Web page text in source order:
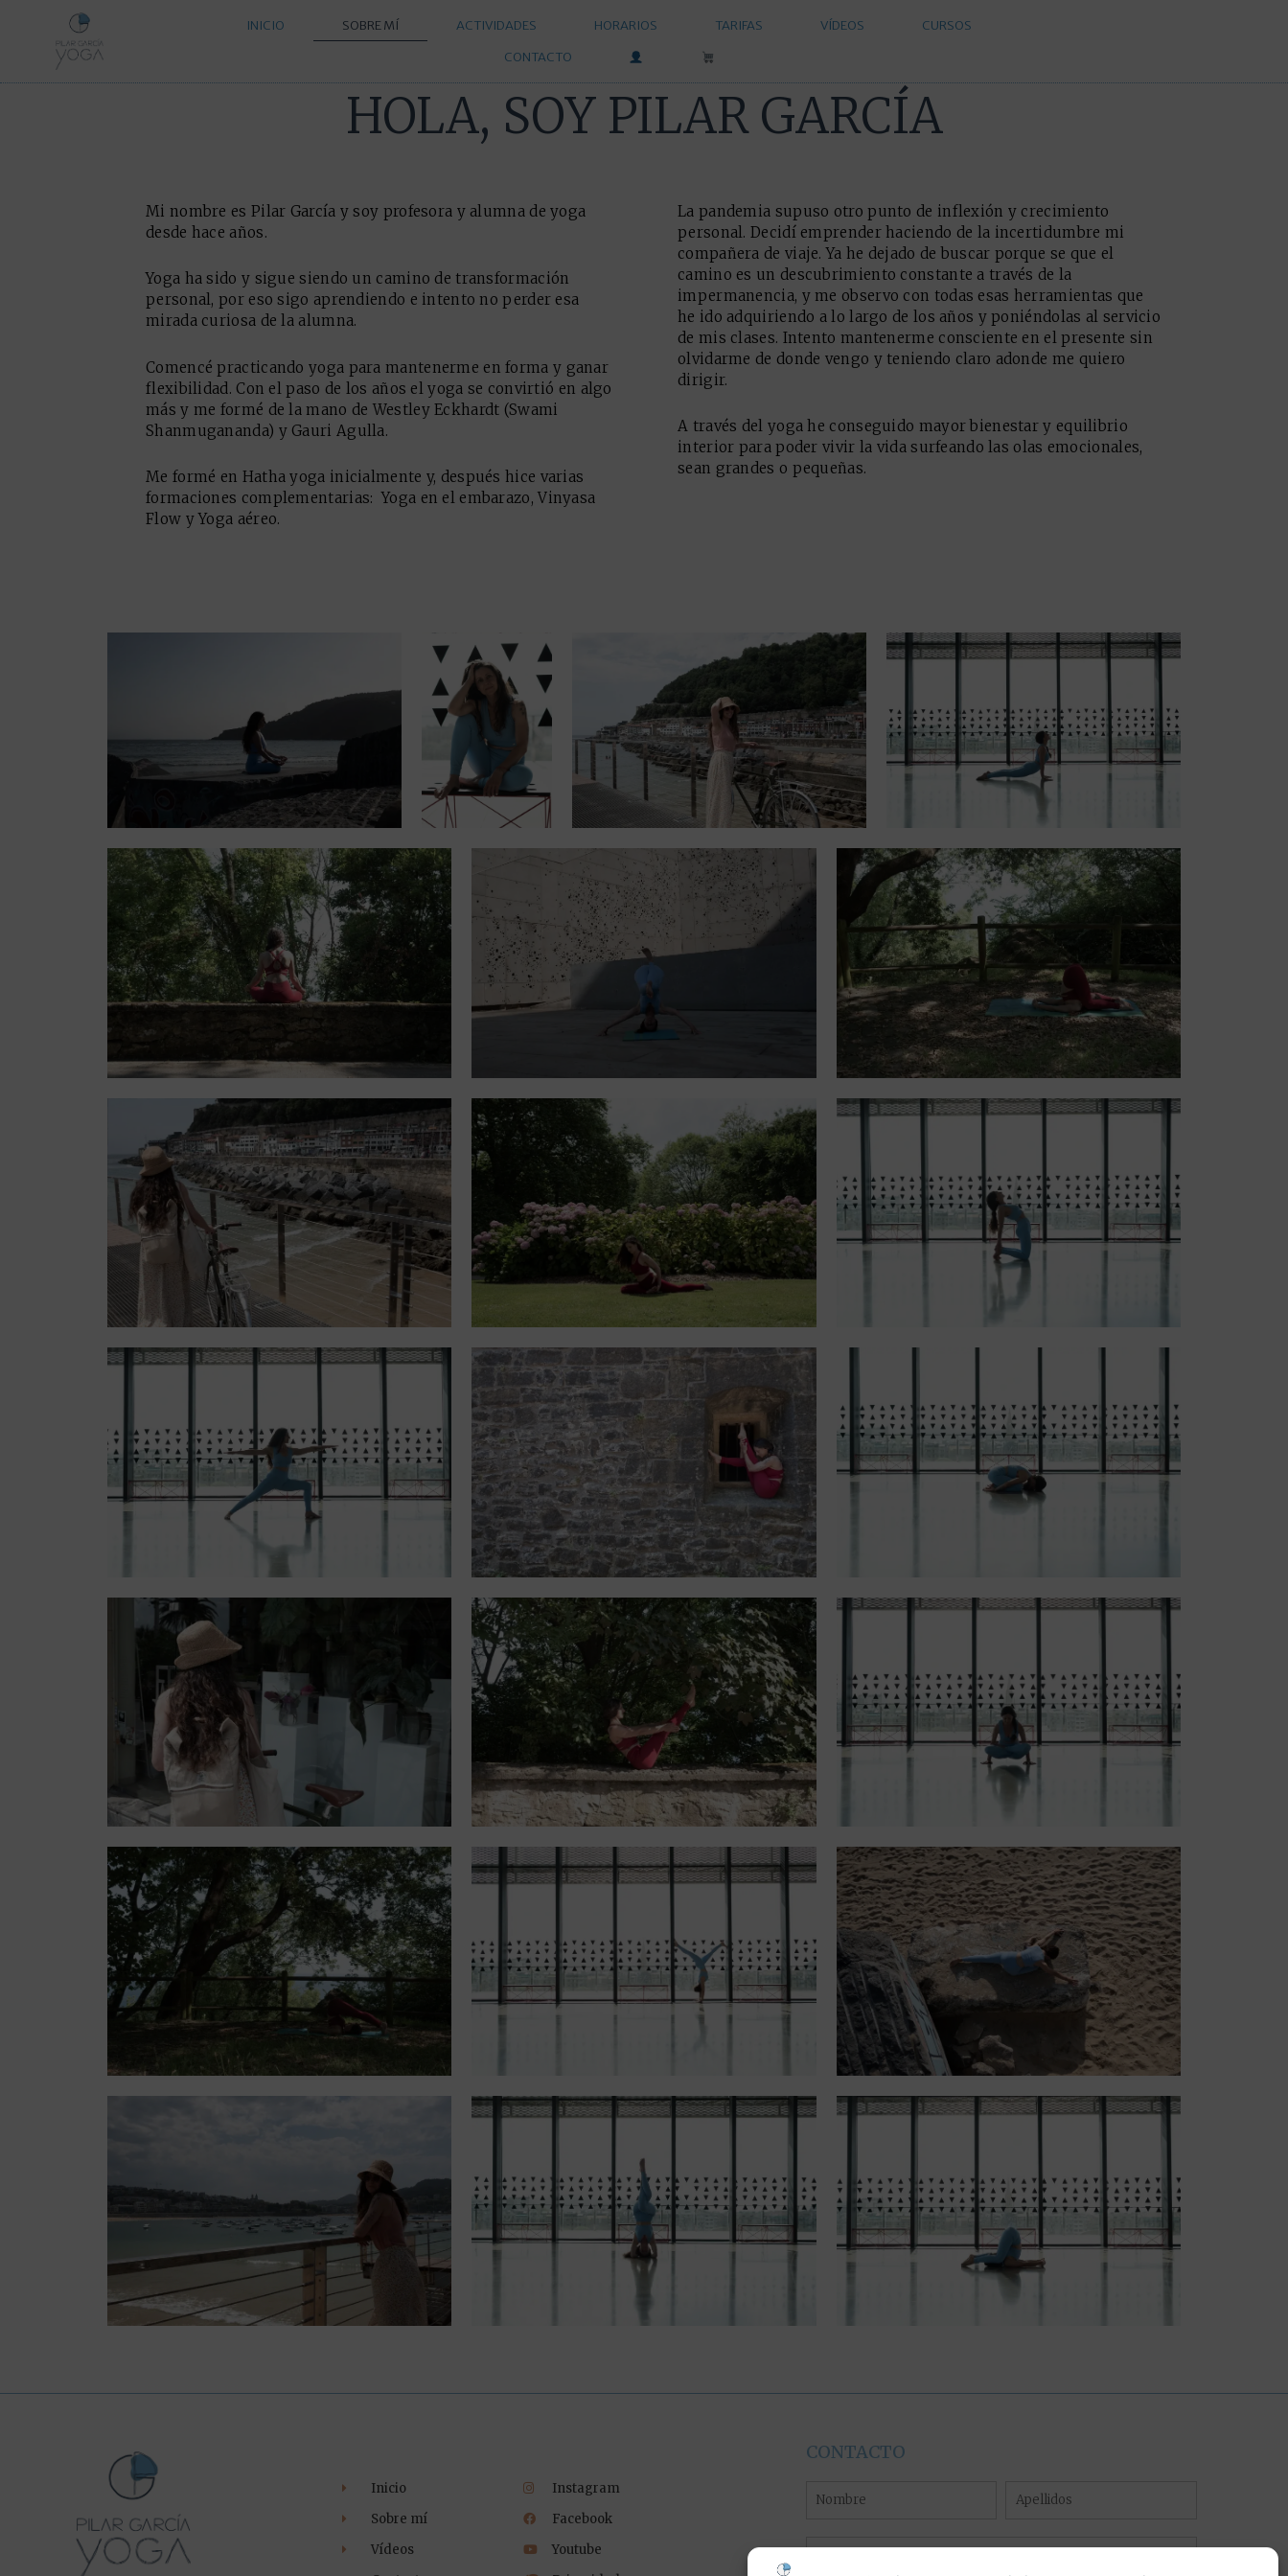
contenido
INICIO SOBRE MÍ ACTIVIDADES HORARIOS TARIFAS VÍDEOS
CURSOS
CONTACTO
HOLA, SOY PILAR GARCÍA
Mi nombre es Pilar García y soy profesora y alumna de yoga
desde hace años.
Yoga ha sido y sigue siendo un camino de transformación
personal, por eso sigo aprendiendo e intento no perder esa
mirada curiosa de la alumna.
Comencé practicando yoga para mantenerme en forma y ganar
flexibilidad. Con el paso de los años el yoga se convirtió en algo
más y me formé de la mano de Westley Eckhardt (Swami
Shanmugananda) y Gauri Agulla.
Me formé en Hatha yoga inicialmente y, después hice varias
formaciones complementarias: Yoga en el embarazo, Vinyasa
Flow y Yoga aéreo.
La pandemia supuso otro punto de inflexión y crecimiento
personal. Decidí emprender haciendo de la incertidumbre mi
compañera de viaje. Ya he dejado de buscar porque se que el
camino es un descubrimiento constante a través de la
impermanencia, y me observo con todas esas herramientas que
he ido adquiriendo a lo largo de los años y poniéndolas al servicio
de mis clases. Intento mantenerme consciente en el presente sin
olvidarme de donde vengo y teniendo claro adonde me quiero
dirigir.
A través del yoga he conseguido mayor bienestar y equilibrio
interior para poder vivir la vida surfeando las olas emocionales,
sean grandes o pequeñas.
Inicio
Sobre mí
Vídeos
Instagram
Facebook
Youtube
CONTACTO
Nombre Apellidos
Email